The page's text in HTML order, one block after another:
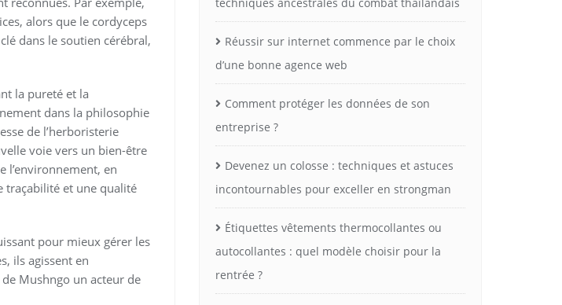
alors que le cordyceps
dans le soutien cérébral,
la pureté et la
dans la philosophie
de l’herboristerie
voie vers un bien-être
l’environnement, en
traçabilité et une qualité
pour mieux gérer les
ils agissent en
Mushngo un acteur de
Réussir sur internet commence par le choix
d’une bonne agence web
Comment protéger les données de son
entreprise ?
Devenez un colosse : techniques et astuces
incontournables pour exceller en strongman
Étiquettes vêtements thermocollantes ou
autocollantes : quel modèle choisir pour la
rentrée ?